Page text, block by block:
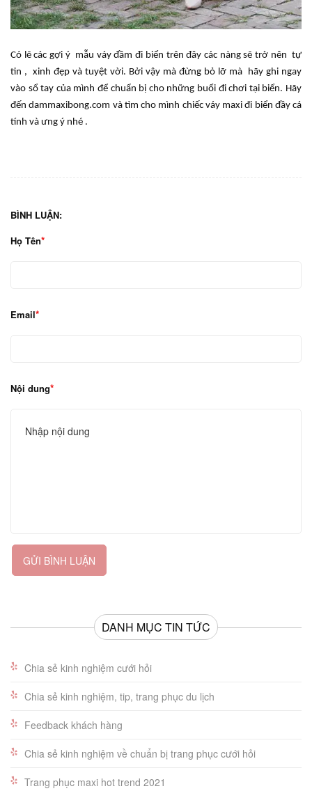
Có lẽ các gợi ý mẫu váy đầm đi biển trên đây các nàng sẽ trở nên tự
tin , xinh đẹp và tuyệt vời. Bởi vậy mà đừng bỏ lỡ mà hãy ghi ngay
vào sổ tay của mình để chuẩn bị cho những buổi đi chơi tại biển. Hãy
đến dammaxibong.com và tìm cho mình chiếc váy maxi đi biển đầy cá
tính và ưng ý nhé .
BÌNH LUẬN:
Họ Tên
Email
Nội dung
GỬI BÌNH LUẬN
DANH MỤC TIN TỨC
Chia sẻ kinh nghiệm cưới hỏi
Chia sẻ kinh nghiệm, tip, trang phục du lịch
Feedback khách hàng
Chia sẻ kinh nghiệm về chuẩn bị trang phục cưới hỏi
Trang phục maxi hot trend 2021